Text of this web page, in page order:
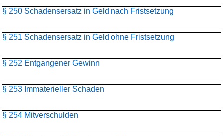
§ 250 Schadensersatz in Geld nach Fristsetzung
§ 251 Schadensersatz in Geld ohne Fristsetzung
§ 252 Entgangener Gewinn
§ 253 Immaterieller Schaden
§ 254 Mitverschulden